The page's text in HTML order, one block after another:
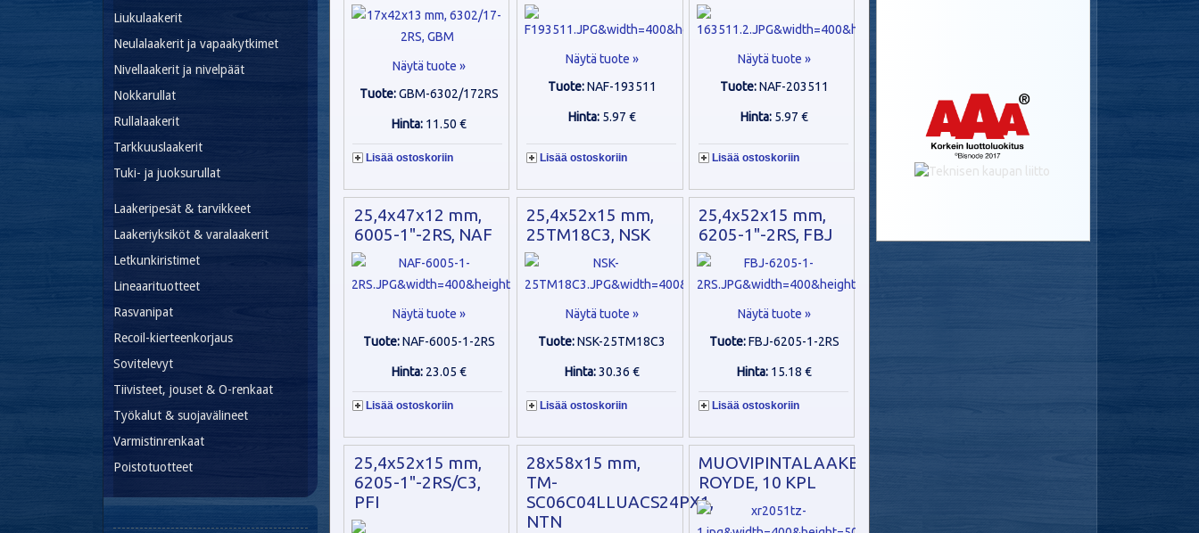
Näytä tuote »
Tuote:GBM-6302/172RS
Hinta: 11.50 €
Lisää ostoskoriin
Näytä tuote »
Tuote:NAF-193511
Hinta: 5.97 €
Lisää ostoskoriin
Näytä tuote »
Tuote:NAF-203511
Hinta: 5.97 €
Lisää ostoskoriin
25,4x47x12 mm,
6005-1"-2RS, NAF
Näytä tuote »
Tuote:NAF-6005-1-2RS
Hinta: 23.05 €
Lisää ostoskoriin
25,4x52x15 mm,
25TM18C3, NSK
Näytä tuote »
Tuote:NSK-25TM18C3
Hinta:30.36 €
Lisää ostoskoriin
25,4x52x15 mm,
6205-1"-2RS, FBJ
Näytä tuote »
Tuote:FBJ-6205-1-2RS
Hinta: 15.18 €
Lisää ostoskoriin
25,4x52x15 mm,
6205-1"-2RS/C3,
PFI
28x58x15 mm,
TM-
SC06C04LLUACS24PX1,
NTN
MUOVIPINTALAAKERI,
ROYDE, 10 KPL
Liukulaakerit
Neulalaakerit ja vapaakytkimet
Nivellaakerit ja nivelpäät
Nokkarullat
Rullalaakerit
Tarkkuuslaakerit
Tuki- ja juoksurullat
Laakeripesät & tarvikkeet
Laakeriyksiköt & varalaakerit
Letkunkiristimet
Lineaarituotteet
Rasvanipat
Recoil-kierteenkorjaus
Sovitelevyt
Tiivisteet, jouset & O-renkaat
Työkalut & suojavälineet
Varmistinrenkaat
Poistotuotteet